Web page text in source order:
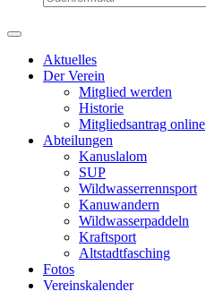
Aktuelles
Der Verein
Mitglied werden
Historie
Mitgliedsantrag online
Abteilungen
Kanuslalom
SUP
Wildwasserrennsport
Kanuwandern
Wildwasserpaddeln
Kraftsport
Altstadtfasching
Fotos
Vereinskalender